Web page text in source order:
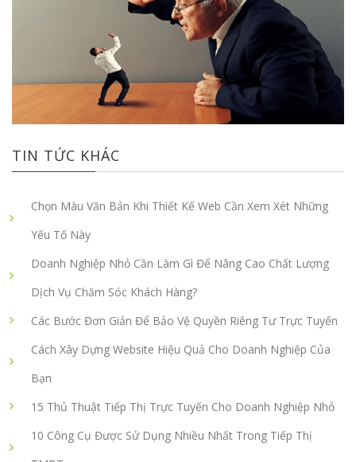
TIN TỨC KHÁC
Chọn Màu Văn Bản Khi Thiết Kế Web Cần Xem Xét Những
Yếu Tố Này
Doanh Nghiệp Nhỏ Cần Làm Gì Để Nâng Cao Chất Lượng
Dịch Vụ Chăm Sóc Khách Hàng?
Các Bước Đơn Giản Để Bảo Vệ Quyền Riêng Tư Trực Tuyến
Cách Xây Dựng Website Hiệu Quả Cho Doanh Nghiệp Của
Bạn
15 Thủ Thuật Tiếp Thị Trực Tuyến Cho Doanh Nghiệp Nhỏ
10 Công Cụ Được Sử Dụng Nhiều Nhất Trong Tiếp Thị